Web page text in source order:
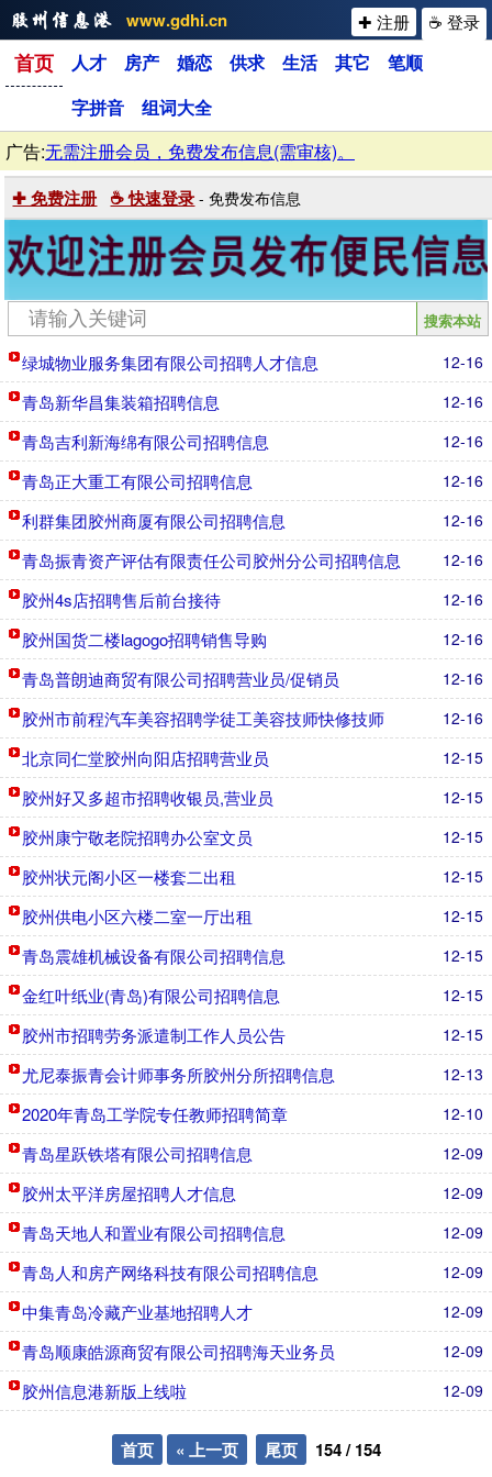
www.gdhi.cn ☕ 登录
✚ 注册
首页 人才 房产 婚恋 供求 生活 其它
笔顺
字拼音
组词大全
广告:无需注册会员，免费发布信息(需审核)。
✚ 免费注册 ☕ 快速登录 - 免费发布信息
12-16
绿城物业服务集团有限公司招聘人才信息
12-16
青岛新华昌集装箱招聘信息​
12-16
青岛吉利新海绵有限公司招聘信息
12-16
青岛正大重工有限公司招聘信息
12-16
利群集团胶州商厦有限公司招聘信息
12-16
青岛振青资产评估有限责任公司胶州分公司招聘信息
12-16
胶州4s店招聘售后前台接待
12-16
胶州国货二楼lagogo招聘销售导购
12-16
青岛普朗迪商贸有限公司招聘营业员/促销员
12-16
胶州市前程汽车美容招聘学徒工美容技师快修技师
12-15
北京同仁堂胶州向阳店招聘营业员
12-15
胶州好又多超市招聘收银员,营业员
12-15
胶州康宁敬老院招聘办公室文员
12-15
胶州状元阁小区一楼套二出租
12-15
胶州供电小区六楼二室一厅出租
12-15
青岛震雄机械设备有限公司招聘信息
12-15
金红叶纸业(青岛)有限公司招聘信息
12-15
胶州市招聘劳务派遣制工作人员公告
12-13
尤尼泰振青会计师事务所胶州分所招聘信息
12-10
2020年青岛工学院专任教师招聘简章
12-09
青岛星跃铁塔有限公司招聘信息
12-09
胶州太平洋房屋招聘人才信息
12-09
青岛天地人和置业有限公司招聘信息
12-09
青岛人和房产网络科技有限公司招聘信息
12-09
中集青岛冷藏产业基地招聘人才
12-09
青岛顺康皓源商贸有限公司招聘海天业务员
12-09
胶州信息港新版上线啦
首页 « 上一页 尾页 154/154